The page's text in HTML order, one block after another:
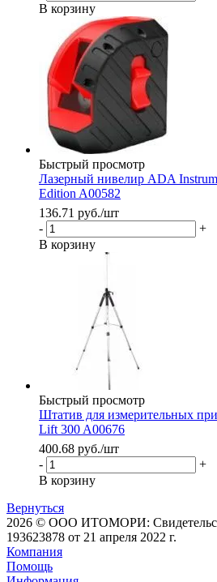
В корзину
Быстрый просмотр
Лазерный нивелир ADA
Edition A00582
136.71 руб./шт
-
+
В корзину
Быстрый просмотр
Штатив для измерительных
Lift 300 A00676
400.68 руб./шт
-
+
В корзину
Вернуться
2026 © ООО ИТОМОРИ:
193623878 от 21 апреля 2022 г.
Компания
Помощь